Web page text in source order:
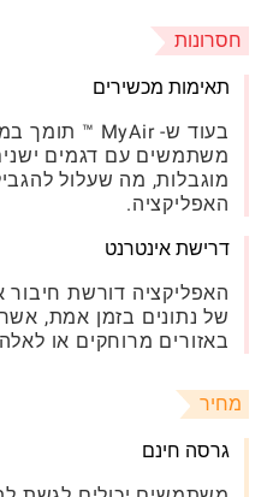
חסרונות
תאימות מכשירים
משתמשים עם דגמים
מוגבלות, מה שעלול
האפליקציה.
דרישת אינטרנט
האפליקציה דורשת חיבור
של נתונים בזמן אמת,
באזורים מרוחקים או
מחיר
גרסה חינם